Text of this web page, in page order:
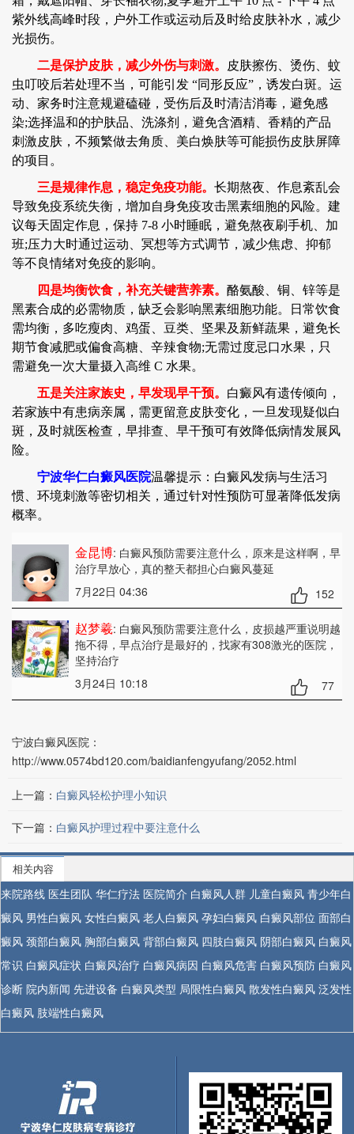
紫外线高峰时段，户外工作或运动后及时给皮肤补水，减少
光损伤。
二是保护皮肤，减少外伤与刺激。
皮肤擦伤、烫伤、蚊
虫叮咬后若处理不当，可能引发 “同形反应”，诱发白斑。运
动、家务时注意规避磕碰，受伤后及时清洁消毒，避免感
染;选择温和的护肤品、洗涤剂，避免含酒精、香精的产品
刺激皮肤，不频繁做去角质、美白焕肤等可能损伤皮肤屏障
的项目。
三是规律作息，稳定免疫功能。 长期熬夜、作息紊乱会
导致免疫系统失衡，增加自身免疫攻击黑素细胞的风险。建
议每天固定作息，保持 7-8 小时睡眠，避免熬夜刷手机、加
班;压力大时通过运动、冥想等方式调节，减少焦虑、抑郁
等不良情绪对免疫的影响。
四是均衡饮食，补充关键营养素。 酪氨酸、铜、锌等是
黑素合成的必需物质，缺乏会影响黑素细胞功能。日常饮食
需均衡，多吃瘦肉、鸡蛋、豆类、坚果及新鲜蔬果，避免长
期节食减肥或偏食高糖、辛辣食物;无需过度忌口水果，只
需避免一次大量摄入高维 C 水果。
五是关注家族史，早发现早干预。 白癜风有遗传倾向，
若家族中有患病亲属，需更留意皮肤变化，一旦发现疑似白
斑，及时就医检查，早排查、早干预可有效降低病情发展风
险。
宁波华仁白癜风医院温馨提示：白癜风发病与生活习
惯、环境刺激等密切相关，通过针对性预防可显著降低发病
概率。
金昆博: 白癜风预防需要注意什么 ，原来是这样啊，早
治疗早放心，真的整天都担心白癜风蔓延
7月22日 04:36
152
赵梦羲: 白癜风预防需要注意什么 ，皮损越严重说明越
拖不得，早点治疗是最好的，找家有308激光的医院，
坚持治疗
3月24日 10:18
77
宁波白癜风医院：
http://www.0574bd120.com/baidianfengyufang/2052.html
上一篇： 白癜风轻松护理小知识
下一篇： 白癜风护理过程中要注意什么
相关内容
来院路线 医生团队 华仁疗法 医院简介 白癜风人群 儿童白癜风 青少年白
癜风 男性白癜风 女性白癜风 老人白癜风 孕妇白癜风 白癜风部位 面部白
癜风 颈部白癜风 胸部白癜风 背部白癜风 四肢白癜风 阴部白癜风 白癜风
常识 白癜风症状 白癜风治疗 白癜风病因 白癜风危害 白癜风预防 白癜风
诊断 院内新闻 先进设备 白癜风类型 局限性白癜风 散发性白癜风 泛发性
白癜风 肢端性白癜风